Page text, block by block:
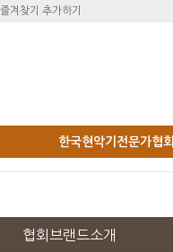
즐겨찾기 추가하기
한국현악기전문가협회
협회브랜드소개